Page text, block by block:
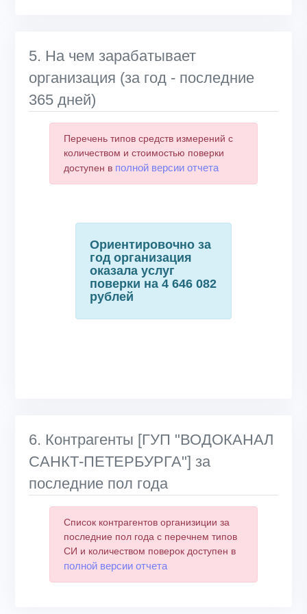
5. На чем зарабатывает
организация (за год - последние
365 дней)
Перечень типов средств измерений с
количеством и стоимостью поверки
доступен в полной версии отчета
Ориентировочно за
год организация
оказала услуг
поверки на 4 646 082
рублей
6. Контрагенты [ГУП "ВОДОКАНАЛ
САНКТ-ПЕТЕРБУРГА"] за
последние пол года
Список контрагентов организиции за
последние пол года с перечнем типов
СИ и количеством поверок доступен в
полной версии отчета